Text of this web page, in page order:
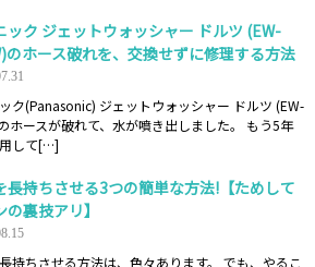
ック ジェットウォッシャー ドルツ (EW-
のホース破れを、交換せずに修理する方法
ク(Panasonic) ジェットウォッシャー ドルツ (EW-
ホースが破れて、水が噴き出しました。 もう5年
して[…]
長持ちさせる3つの簡単な方法!【ためして
裏技アリ】
持ちさせる方法は、色々あります。 でも、やるこ